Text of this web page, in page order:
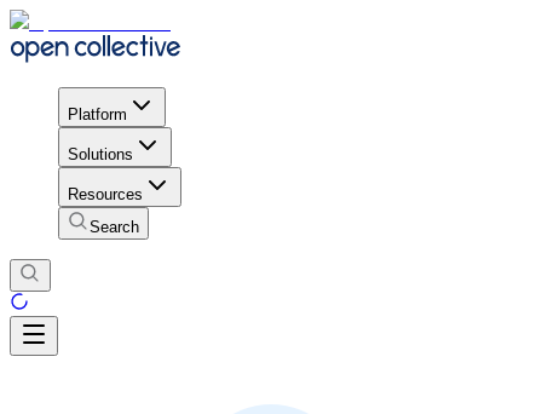
Platform
Solutions
Resources
Search